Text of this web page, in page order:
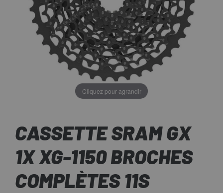
Cliquez pour agrandir
CASSETTE SRAM GX
1X XG-1150 BROCHES
COMPLÈTES 11S